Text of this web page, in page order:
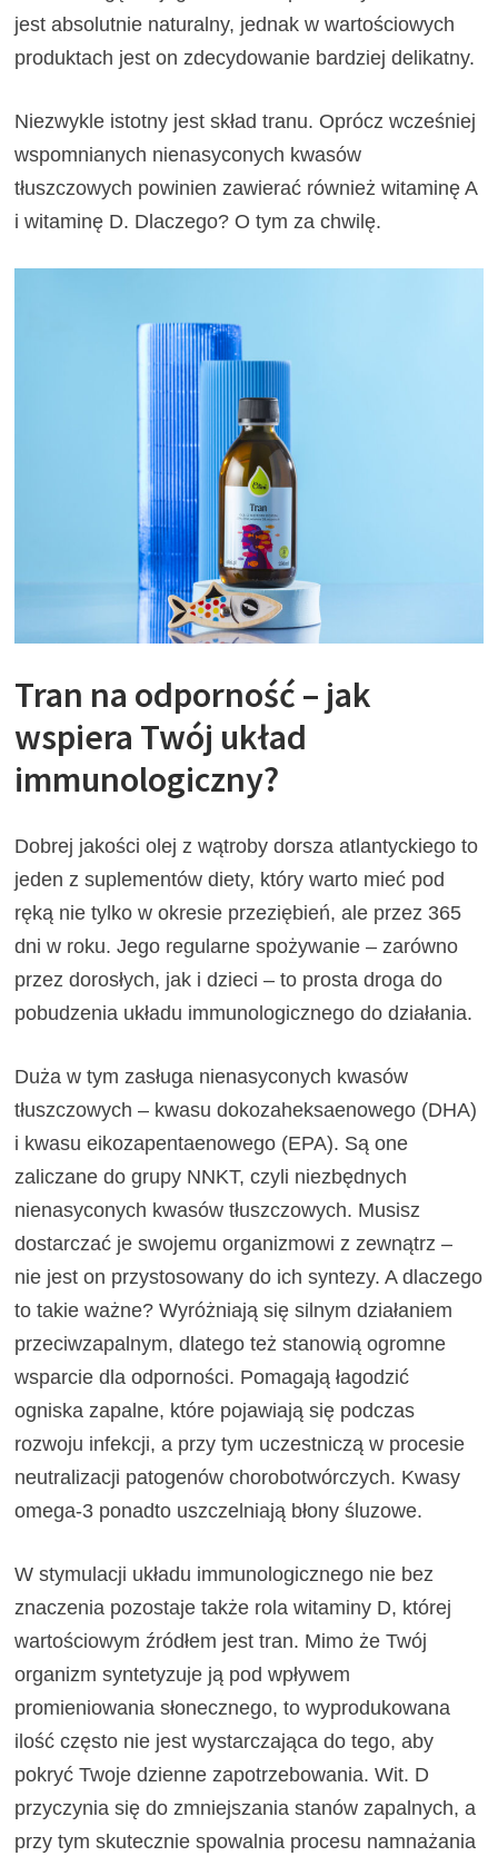
jest absolutnie naturalny, jednak w wartościowych
produktach jest on zdecydowanie bardziej delikatny.
Niezwykle istotny jest skład tranu. Oprócz wcześniej
wspomnianych nienasyconych kwasów
tłuszczowych powinien zawierać również witaminę A
i witaminę D. Dlaczego? O tym za chwilę.
Tran na odporność – jak
wspiera Twój układ
immunologiczny?
Dobrej jakości olej z wątroby dorsza atlantyckiego to
jeden z suplementów diety, który warto mieć pod
ręką nie tylko w okresie przeziębień, ale przez 365
dni w roku. Jego regularne spożywanie – zarówno
przez dorosłych, jak i dzieci – to prosta droga do
pobudzenia układu immunologicznego do działania.
Duża w tym zasługa nienasyconych kwasów
tłuszczowych – kwasu dokozaheksaenowego (DHA)
i kwasu eikozapentaenowego (EPA). Są one
zaliczane do grupy NNKT, czyli niezbędnych
nienasyconych kwasów tłuszczowych. Musisz
dostarczać je swojemu organizmowi z zewnątrz –
nie jest on przystosowany do ich syntezy. A dlaczego
to takie ważne? Wyróżniają się silnym działaniem
przeciwzapalnym, dlatego też stanowią ogromne
wsparcie dla odporności. Pomagają łagodzić
ogniska zapalne, które pojawiają się podczas
rozwoju infekcji, a przy tym uczestniczą w procesie
neutralizacji patogenów chorobotwórczych. Kwasy
omega-3 ponadto uszczelniają błony śluzowe.
W stymulacji układu immunologicznego nie bez
znaczenia pozostaje także rola witaminy D, której
wartościowym źródłem jest tran. Mimo że Twój
organizm syntetyzuje ją pod wpływem
promieniowania słonecznego, to wyprodukowana
ilość często nie jest wystarczająca do tego, aby
pokryć Twoje dzienne zapotrzebowania. Wit. D
przyczynia się do zmniejszania stanów zapalnych, a
przy tym skutecznie spowalnia procesu namnażania